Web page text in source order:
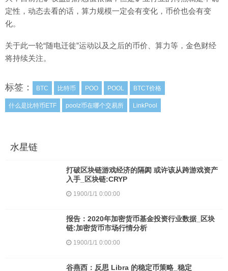
定性，动态去看的话，算力规模一定会有变化，币价也会有变
化。
关于此一轮“随电迁徙”运动以及之后的币价、算力等，金色财经
将持续关注。
标签： BTC 比特币 POO POOL BTCT价格
什么是比特币ETF poolz币在哪个交易所 LinkPool
水星链
打破区块链游戏经济的隔阂 或许该从跨游戏资产
入手_区块链:CRYP
1900/1/1 0:00:00
报告：2020年加密货币基金投资行业数据_区块
链:加密货币市场行情分析
1900/1/1 0:00:00
谷燕西：反思 Libra 的稳定币策略_稳定